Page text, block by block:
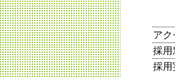
アク
採用
採用